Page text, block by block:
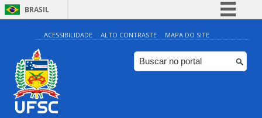
BRASIL
Simplifique!
Comunica BR
Participe
ACESSIBILIDADE ALTO CONTRASTE MAPA DO SITE